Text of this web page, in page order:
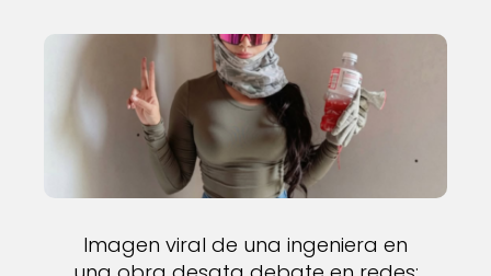
Imagen viral de una ingeniera en